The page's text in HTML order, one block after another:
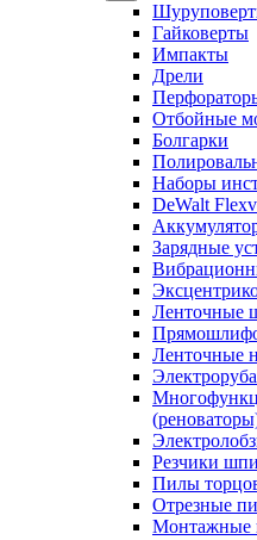
Гайковерты
Импакты
Дрели
Отбойные
Болгарки
Наборы
DeWalt
Зарядные
Ленточные
Ленточные
Резчики
Пилы
Отрезные
Монтажные